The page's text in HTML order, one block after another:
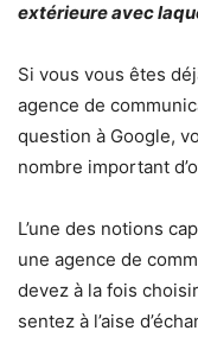
extérieure avec
Si vous vous êtes
agence de
question à Google,
nombre important
L’une des notions
une agence de
devez à la fois
sentez à l’aise